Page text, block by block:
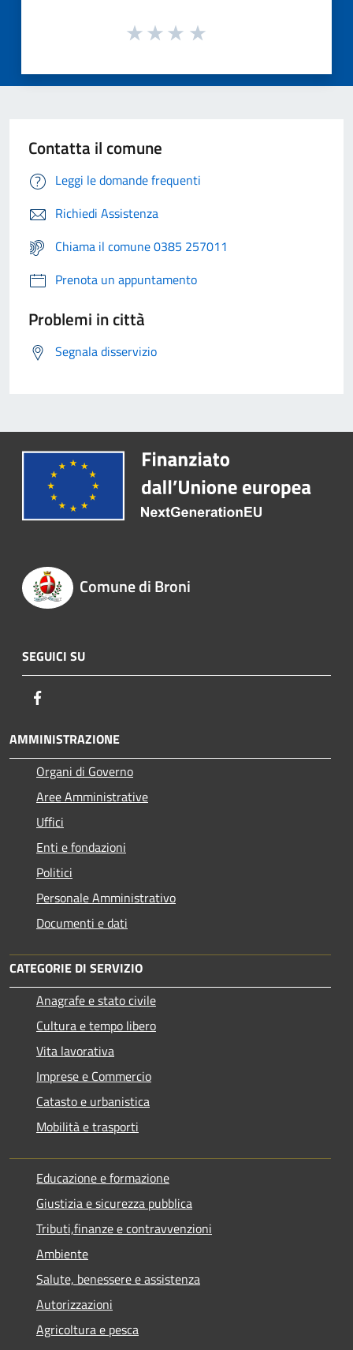
Contatta il comune
Leggi le domande frequenti
Richiedi Assistenza
Chiama il comune 0385 257011
Prenota un appuntamento
Problemi in città
Segnala disservizio
Comune di Broni
SEGUICI SU
AMMINISTRAZIONE
Organi di Governo
Aree Amministrative
Uffici
Enti e fondazioni
Politici
Personale Amministrativo
Documenti e dati
CATEGORIE DI SERVIZIO
Anagrafe e stato civile
Cultura e tempo libero
Vita lavorativa
Imprese e Commercio
Catasto e urbanistica
Mobilità e trasporti
Educazione e formazione
Giustizia e sicurezza pubblica
Tributi,finanze e contravvenzioni
Ambiente
Salute, benessere e assistenza
Autorizzazioni
Agricoltura e pesca